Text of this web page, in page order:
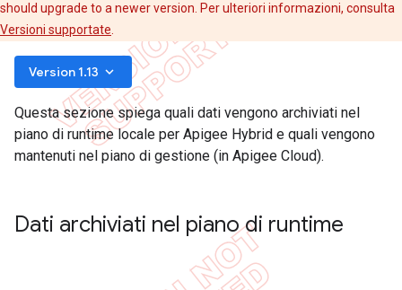
should upgrade to a newer version. Per ulteriori informazioni, consulta
Versioni supportate
Version 1.13 keyboard_arrow_down
Questa sezione spiega quali dati vengono archiviati nel
piano di runtime locale per Apigee Hybrid e quali vengono
mantenuti nel piano di gestione (in Apigee Cloud).
Dati archiviati nel piano di runtime